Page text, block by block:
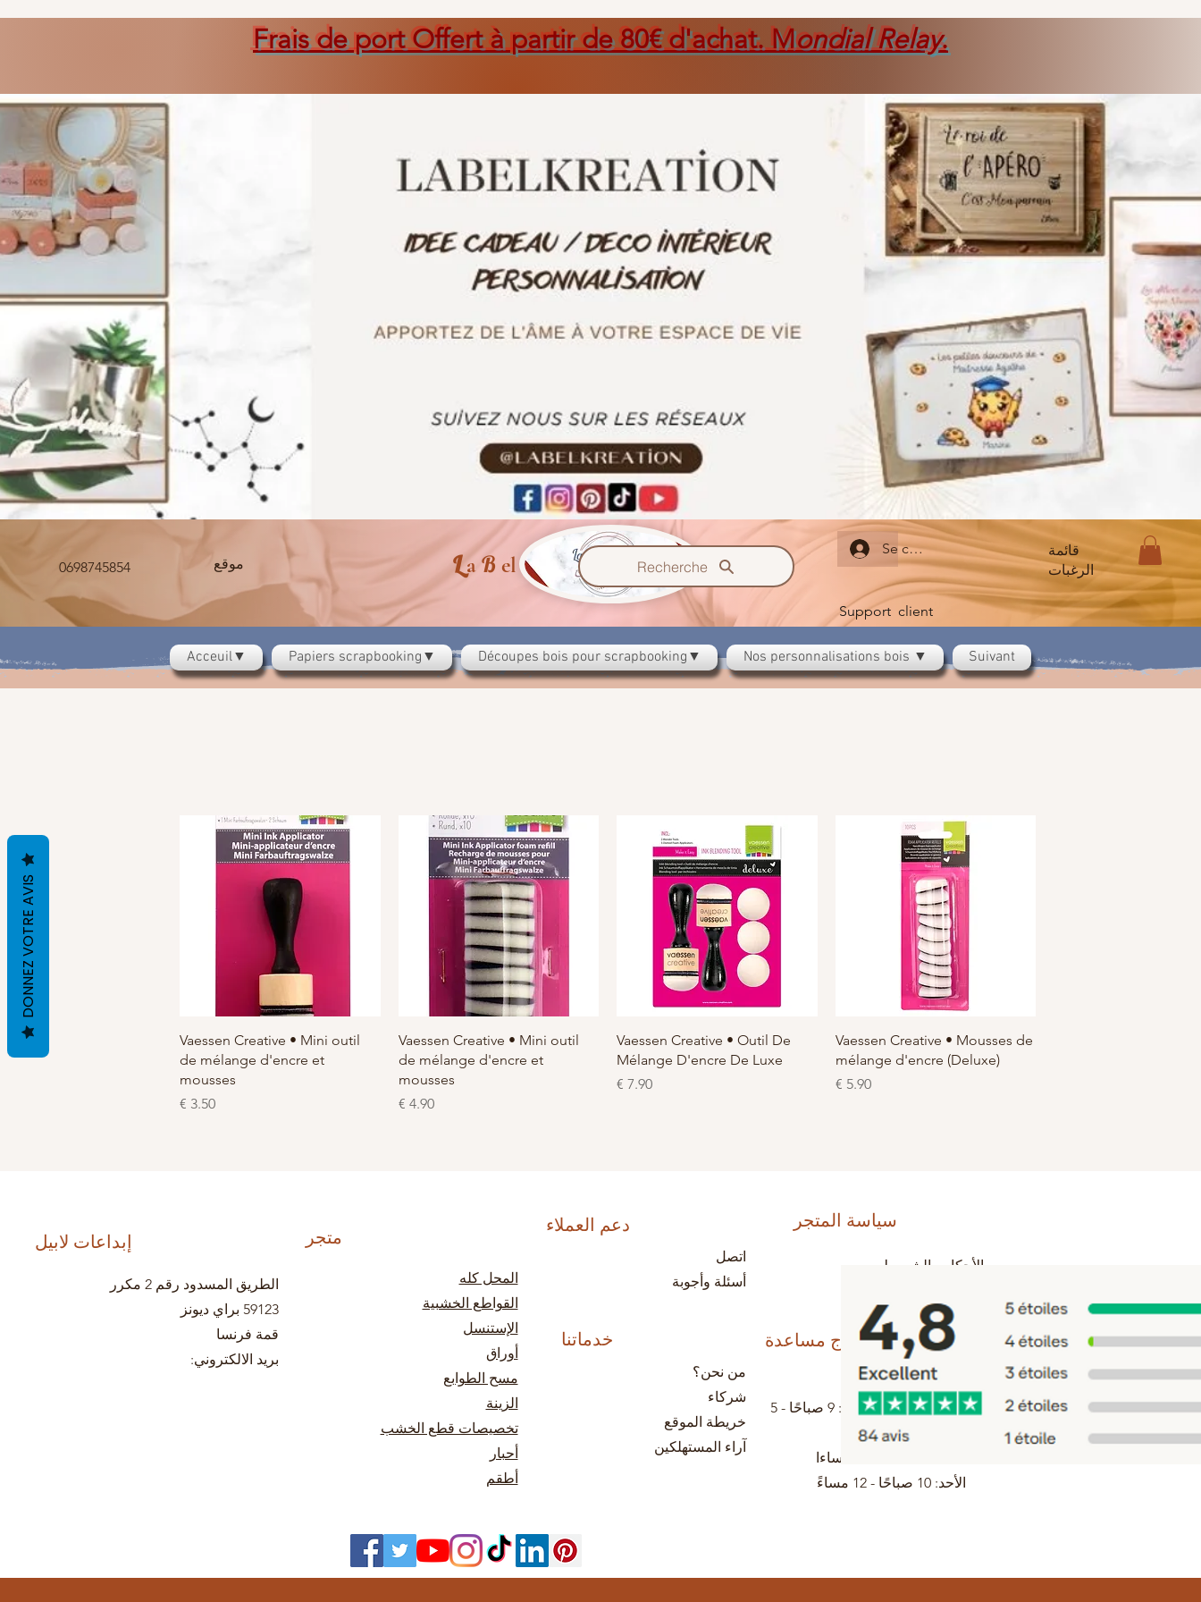
Frais de port Offert à partir de 80€ d'achat. Mondial Relay.
Acceuil▼ Papiers scrapbooking▼ Découpes bois pour scrapbooking▼ Nos personnalisations bois ▼ Suivant
0698745854 موقع La B elKreation Recherche
Se connecter
Support client
قائمة
الرغبات
العرض السريع
Vaessen Creative • Mousses de
mélange d'encre (Deluxe)
السعر‏5.90 €
العرض السريع
Vaessen Creative • Outil De
Mélange D'encre De Luxe
السعر
العرض السريع
Vaessen Creative • Mini outil
de mélange d'encre et
mousses
السعر‏4.90 €
العرض السريع
Vaessen Creative • Mini outil
de mélange d'encre et
mousses
السعر
إبداعات لابيل
الطريق المسدود رقم 2 مكرر
59123 براي ديونز
قمة فرنسا
بريد الالكتروني:
متجر
المحل كله
القواطع الخشبية
الإستنسل
أوراق
مسح الطوابع
الزينة
تخصيصات قطع الخشب
أحبار
أطقم
سياسة المتجر
الأحكام والشروط
تحتاج مساعدة
0698745854
من الإثنين إلى الجمعة: 9 صباحًا - 5
الأحد: 10 صباحًا - 12 مساءً
من نحن؟
شركاء
خريطة الموقع
آراء المستهلكين
خدماتنا
اتصل
أسئلة وأجوبة
دعم العملاء
DONNEZ VOTRE AVIS